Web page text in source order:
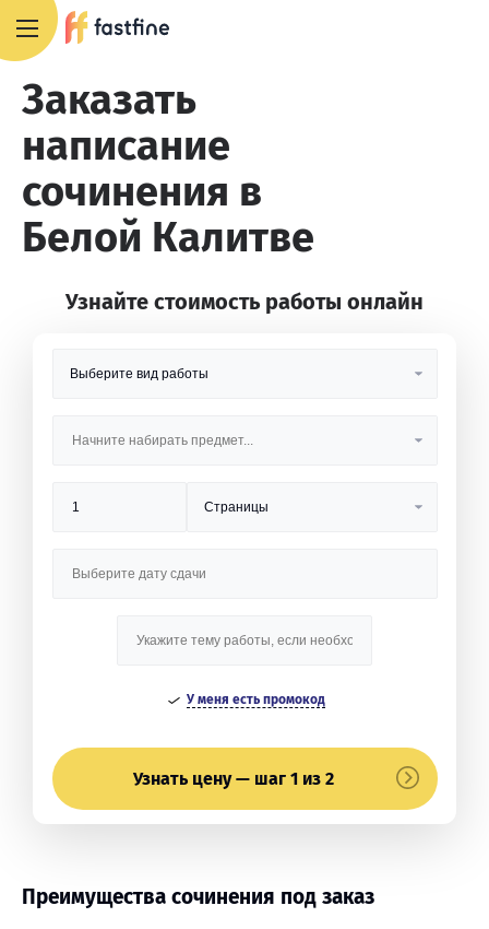
Заказать
написание
сочинения в
Белой Калитве
Узнайте стоимость работы онлайн
У меня есть промокод
Узнать цену — шаг 1 из 2
Преимущества сочинения под заказ